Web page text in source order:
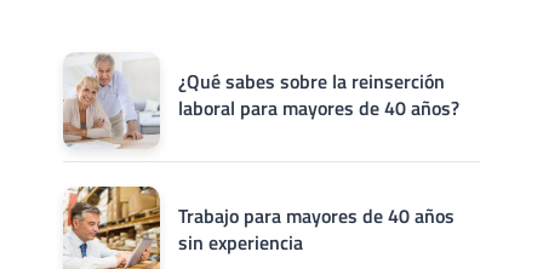
¿Qué sabes sobre la reinserción
laboral para mayores de 40 años?
Trabajo para mayores de 40 años
sin experiencia